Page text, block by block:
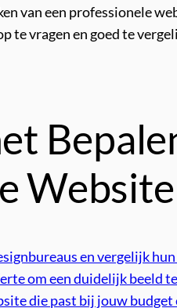
van een professionele
te vragen en goed te
Website
en vergelijk
om een duidelijk beeld
die past bij jouw budget